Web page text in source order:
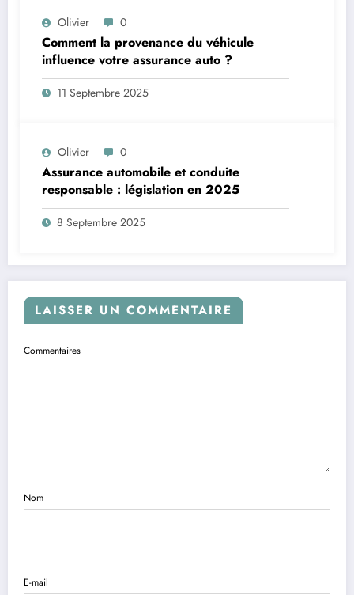
Olivier 0
Comment la provenance du véhicule
influence votre assurance auto ?
11 Septembre 2025
Olivier 0
Assurance automobile et conduite
responsable : législation en 2025
8 Septembre 2025
LAISSER UN COMMENTAIRE
Commentaires
Nom
E-mail